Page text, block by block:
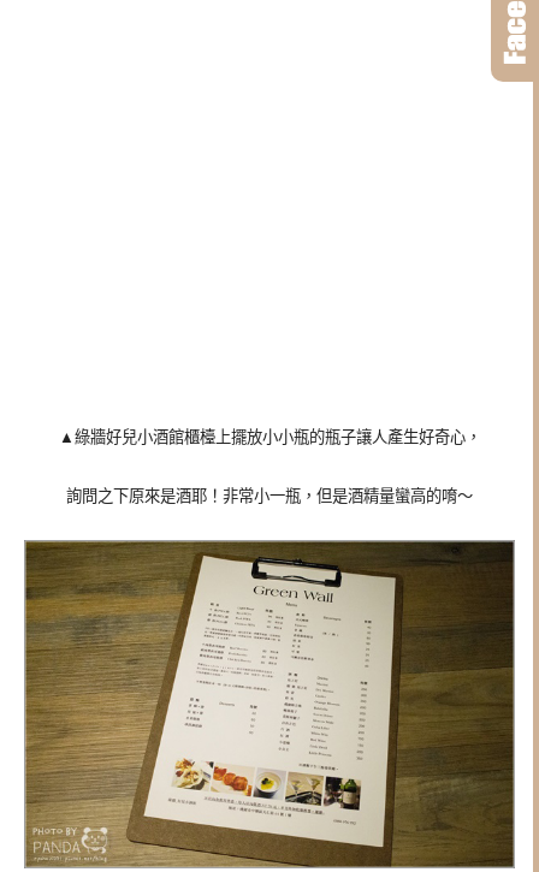
▲綠牆好兒小酒館櫃檯上擺放小小瓶的瓶子讓人產生好奇心，
詢問之下原來是酒耶！非常小一瓶，但是酒精量蠻高的唷～